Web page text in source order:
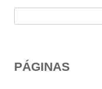
a
PÁGINAS